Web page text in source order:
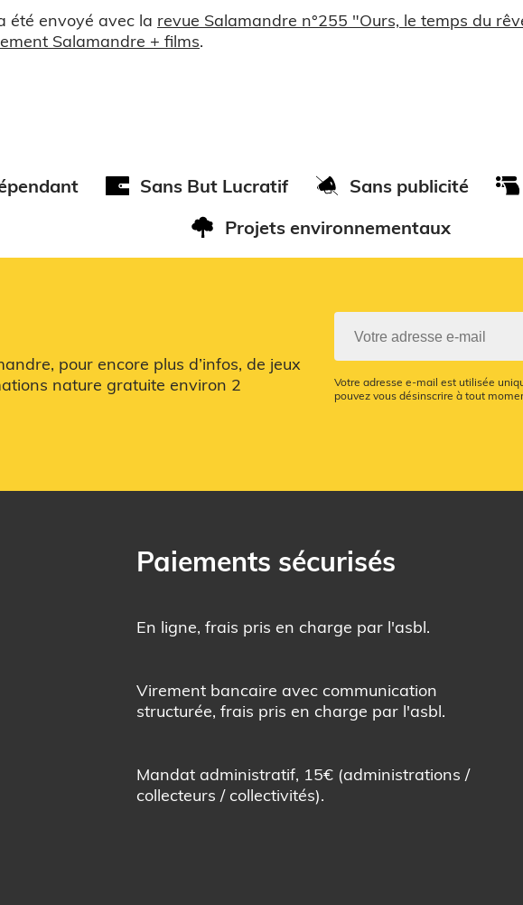
été envoyé avec la revue Salamandre n°255 "Ours, le temps du
Salamandre + films.
Sans But Lucratif Sans publicité
Projets environnementaux
pour encore plus d’infos, de jeux
nature gratuite environ 2
Votre adresse e-mail est utilisée
pouvez vous désinscrire à tout
Paiements sécurisés
En ligne, frais pris en charge par l'asbl.
Virement bancaire avec communication
structurée, frais pris en charge par l'asbl.
Mandat administratif, 15€ (administrations /
collecteurs / collectivités).